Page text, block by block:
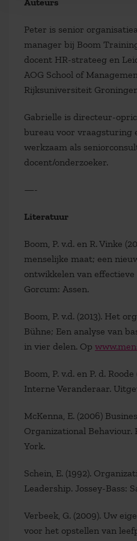
Peter is senior
manager bij Boom
docent HR-strateeg en
AOG School of
Rijksuniversiteit
Gabrielle is directeur-
bureau voor vraagsturing
werkzaam als
docent/onderzoeker.
—-
Literatuur
Boom, P. v.d. en R. Vinke
menselijke maat; een
ontwikkelen van effectieve
Gorcum: Assen.
Boom, P. v.d. (2013). Het
Bühne; Een analyse van
in vier delen. Op
Boom, P. v.d. en P. d.
Interne Veranderaar.
McKenna, E. (2006)
Organizational Behaviour.
York.
Schein, E. (1992).
Leadership. Jossey-Bass:
Verbeek, G. (2009). Uw
voor het opstellen van